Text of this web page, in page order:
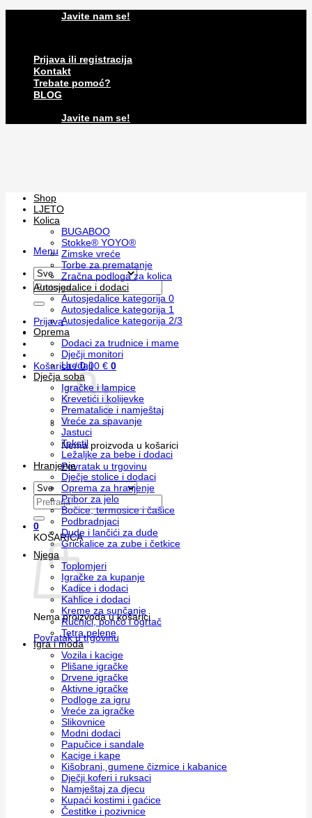
Javite nam se!
Prijava ili registracija
Kontakt
Trebate pomoć?
BLOG
Javite nam se!
Menu
Pretraži:
Prijava
Košarica /0,00 € 0
Nema proizvoda u košarici
Povratak u trgovinu
Pretraži:
0
KOŠARICA
Nema proizvoda u košarici
Povratak u trgovinu
Shop
LJETO
Kolica
BUGABOO
Stokke® YOYO®
Zimske vreće
Torbe za prematanje
Zračna podloga za kolica
Autosjedalice i dodaci
Autosjedalice kategorija 0
Autosjedalice kategorija 1
Autosjedalice kategorija 2/3
Oprema
Dodaci za trudnice i mame
Dječji monitori
Uređaji
Dječja soba
Igračke i lampice
Krevetići i kolijevke
Prematalice i namještaj
Vreće za spavanje
Jastuci
Tekstil
Ležaljke za bebe i dodaci
Hranjenje
Dječje stolice i dodaci
Oprema za hranjenje
Pribor za jelo
Bočice, termosice i čašice
Podbradnjaci
Dude i lančići za dude
Grickalice za zube i četkice
Njega
Toplomjeri
Igračke za kupanje
Kadice i dodaci
Kahlice i dodaci
Kreme za sunčanje
Ručnici, pončo i ogrtač
Tetra pelene
Igra i moda
Vozila i kacige
Plišane igračke
Drvene igračke
Aktivne igračke
Podloge za igru
Vreće za igračke
Slikovnice
Modni dodaci
Papučice i sandale
Kacige i kape
Kišobrani, gumene čizmice i kabanice
Dječji koferi i ruksaci
Namještaj za djecu
Kupaći kostimi i gaćice
Čestitke i pozivnice